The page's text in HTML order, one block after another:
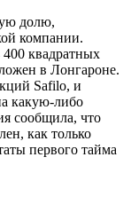
долю,
компании.
квадратных
в Лонгароне.
Safilo, и
какую-либо
сообщила, что
как только
первого тайма